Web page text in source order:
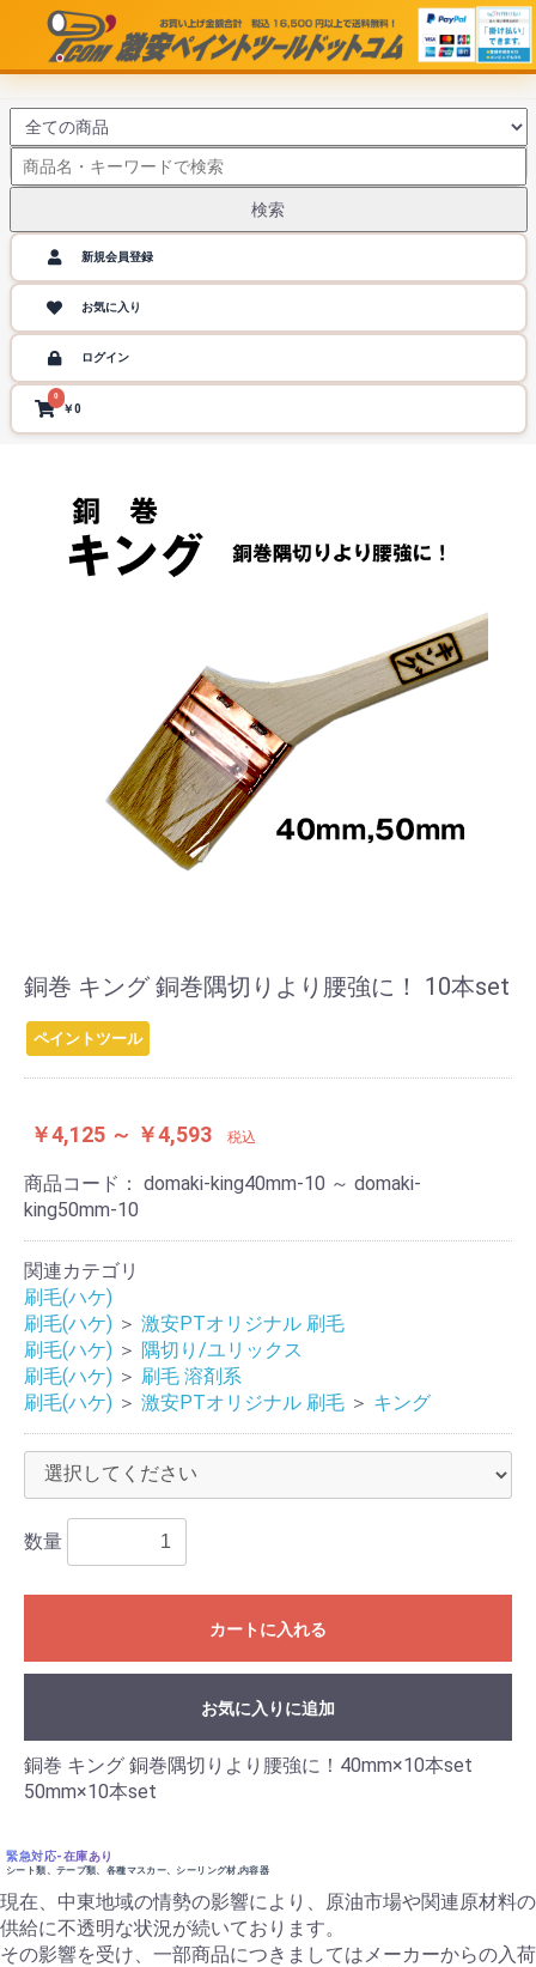
検索
新規会員登録
お気に入り
ログイン
0
￥0
銅巻 キング 銅巻隅切りより腰強に！ 10本set
ペイントツール
￥4,125 ～ ￥4,593 税込
商品コード： domaki-king40mm-10 ～ domaki-
king50mm-10
関連カテゴリ
刷毛(ハケ)
刷毛(ハケ) ＞ 激安PTオリジナル 刷毛
刷毛(ハケ) ＞ 隅切り/ユリックス
刷毛(ハケ) ＞ 刷毛 溶剤系
刷毛(ハケ) ＞ 激安PTオリジナル 刷毛 ＞ キング
数量
カートに入れる
お気に入りに追加
銅巻 キング 銅巻隅切りより腰強に！40mm×10本set
50mm×10本set
緊急対応-在庫あり
シート類、テープ類、各種マスカー、シーリング材,内容器
現在、中東地域の情勢の影響により、原油市場や関連原材料の
供給に不透明な状況が続いております。
その影響を受け、一部商品につきましてはメーカーからの入荷